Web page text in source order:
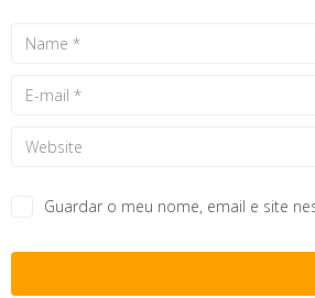
Guardar o meu nome, email e site